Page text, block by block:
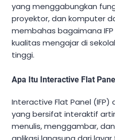
yang menggabungkan
proyektor, dan komputer
membahas bagaimana
kualitas mengajar di
tinggi.
Apa Itu Interactive Flat
Interactive Flat Panel
yang bersifat interaktif
menulis, menggambar,